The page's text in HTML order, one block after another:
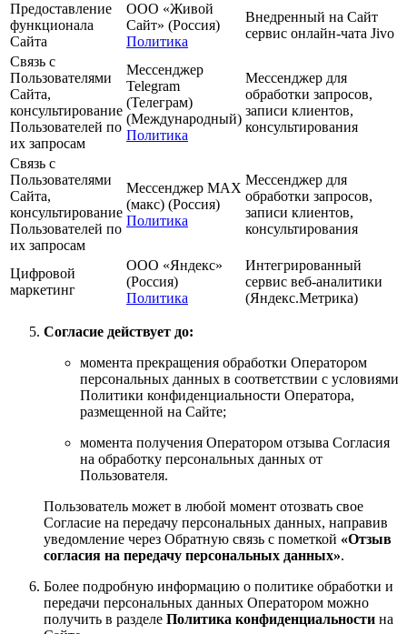
Предоставление
функционала
Сайта
ООО «Живой
Сайт» (Россия)
Политика
Внедренный на Сайт
сервис онлайн-чата Jivo
Связь с
Пользователями
Сайта,
консультирование
Пользователей по
их запросам
Мессенджер
Telegram
(Телеграм)
(Международный)
Политика
Мессенджер для
обработки запросов,
записи клиентов,
консультирования
Связь с
Пользователями
Сайта,
консультирование
Пользователей по
их запросам
Мессенджер MAX
(макс) (Россия)
Политика
Мессенджер для
обработки запросов,
записи клиентов,
консультирования
Цифровой
маркетинг
ООО «Яндекс»
(Россия)
Политика
Интегрированный
сервис веб-аналитики
(Яндекс.Метрика)
Согласие действует до:
момента прекращения обработки Оператором
персональных данных в соответствии с условиями
Политики конфиденциальности Оператора,
размещенной на Сайте;
момента получения Оператором отзыва Согласия
на обработку персональных данных от
Пользователя.
Пользователь может в любой момент отозвать свое
Согласие на передачу персональных данных, направив
уведомление через Обратную связь с пометкой «Отзыв
согласия на передачу персональных данных».
Более подробную информацию о политике обработки и
передачи персональных данных Оператором можно
получить в разделе Политика конфиденциальности на